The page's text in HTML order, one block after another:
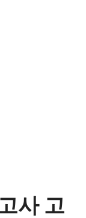
사 고